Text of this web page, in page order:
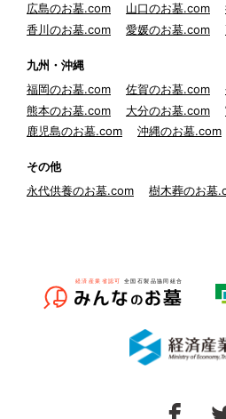
広島のお墓.com
山口のお墓.com
香川のお墓.com
愛媛のお墓.com
九州・沖縄
福岡のお墓.com
佐賀のお墓.com
熊本のお墓.com
大分のお墓.com
鹿児島のお墓.com
沖縄のお墓.com
その他
永代供養のお墓.com
樹木葬のお墓